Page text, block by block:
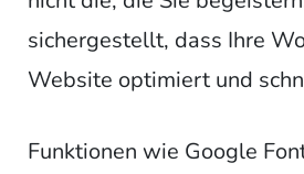
sichergestellt, dass Ihre
Website optimiert und
Funktionen wie Google